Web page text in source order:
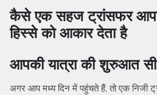
कैसे एक सहज ट्रांसफर
हिस्से को आकार देता है
आपकी यात्रा की शुरुआत
अगर आप मध्य दिन में पहुंचते हैं, तो एक निजी